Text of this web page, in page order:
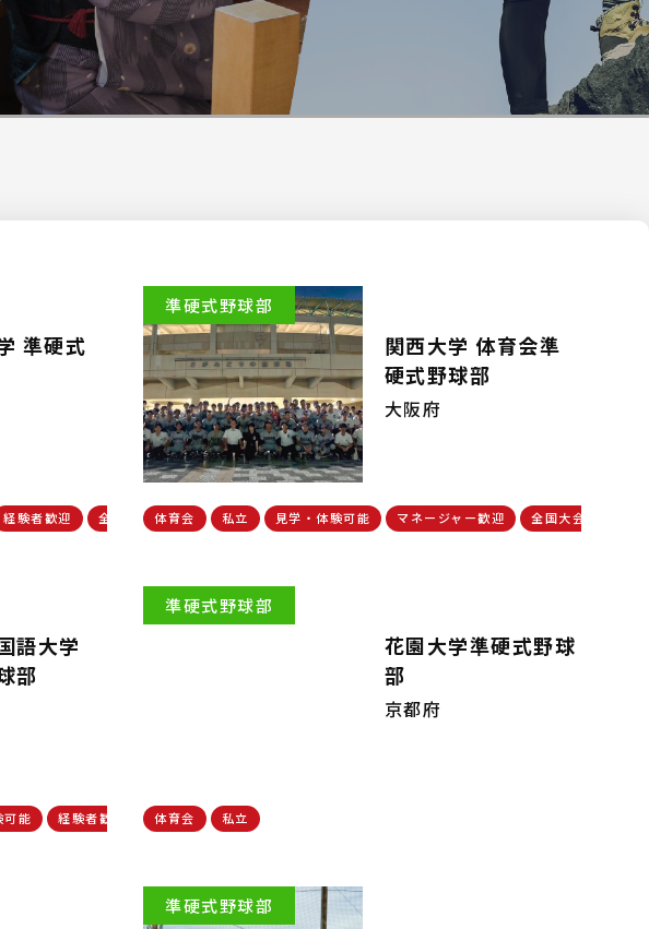
準硬式
経験者歓迎 全国大会出場実績有
準硬式野球部
関西大学 体育会準
硬式野球部
大阪府
体育会 私立 見学・体験可能 マネージャー歓迎 全国大会出場実績
語大学
部
可能 経験者歓迎
準硬式野球部
花園大学準硬式野球
部
京都府
体育会 私立
準硬式野球部